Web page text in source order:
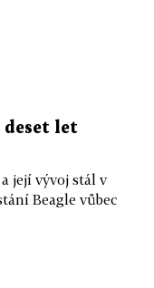
deset let
její vývoj stál v
Beagle vůbec